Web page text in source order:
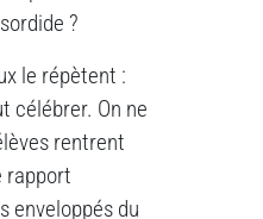
?
le répètent :
célébrer. On ne
rentrent
rapport
enveloppés du